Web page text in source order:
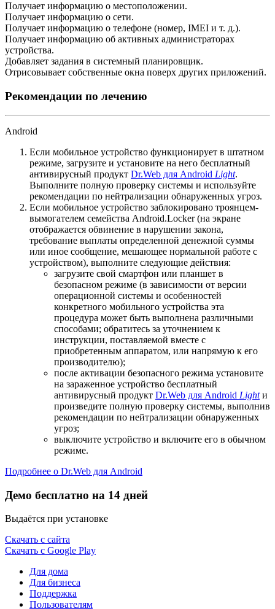
Получает информацию о местоположении.
Получает информацию о сети.
Получает информацию о телефоне (номер, IMEI и т. д.).
Получает информацию об активных администраторах
устройства.
Добавляет задания в системный планировщик.
Отрисовывает собственные окна поверх других приложений.
Рекомендации по лечению
Android
Если мобильное устройство функционирует в штатном
режиме, загрузите и установите на него бесплатный
антивирусный продукт Dr.Web для Android Light.
Выполните полную проверку системы и используйте
рекомендации по нейтрализации обнаруженных угроз.
Если мобильное устройство заблокировано троянцем-
вымогателем семейства Android.Locker (на экране
отображается обвинение в нарушении закона,
требование выплаты определенной денежной суммы
или иное сообщение, мешающее нормальной работе с
устройством), выполните следующие действия:
загрузите свой смартфон или планшет в
безопасном режиме (в зависимости от версии
операционной системы и особенностей
конкретного мобильного устройства эта
процедура может быть выполнена различными
способами; обратитесь за уточнением к
инструкции, поставляемой вместе с
приобретенным аппаратом, или напрямую к его
производителю);
после активации безопасного режима установите
на зараженное устройство бесплатный
антивирусный продукт Dr.Web для Android Lightи
произведите полную проверку системы, выполнив
рекомендации по нейтрализации обнаруженных
угроз;
выключите устройство и включите его в обычном
режиме.
Подробнее о Dr.Web для Android
Демо бесплатно на 14 дней
Выдаётся при установке
Скачать с сайта
Скачать с Google Play
Для дома
Для бизнеса
Поддержка
Пользователям